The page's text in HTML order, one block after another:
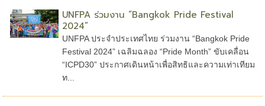
UNFPA ร่วมงาน “Bangkok Pride Festival
2024”
UNFPA ประจำประเทศไทย ร่วมงาน “Bangkok Pride
Festival 2024” เฉลิมฉลอง “Pride Month” ขับเคลื่อน
“ICPD30” ประกาศเดินหน้าเพื่อสิทธิและความเท่าเทียม
ท...